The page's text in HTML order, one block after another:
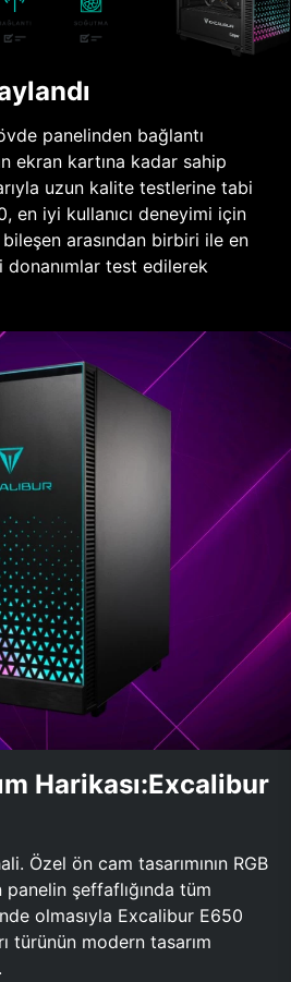
panelinden bağlantı
ekran kartına kadar sahip
uzun kalite testlerine tabi
en iyi kullanıcı deneyimi için
arasından birbiri ile en
test edilerek
Harikası:Excalibur
Özel ön cam tasarımının RGB
şeffaflığında tüm
olmasıyla Excalibur E650
türünün modern tasarım